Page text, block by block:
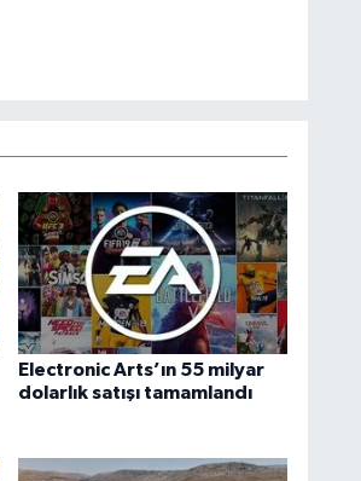
Electronic Arts’ın 55 milyar
dolarlık satışı tamamlandı